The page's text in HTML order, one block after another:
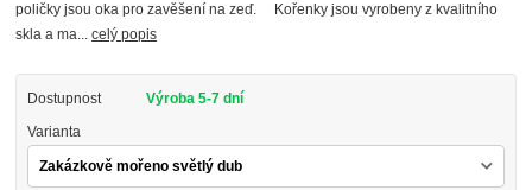
poličky jsou oka pro zavěšení na zeď. Kořenky jsou vyrobeny z kvalitního
skla a ma...celý popis
Dostupnost Výroba 5-7 dní
Varianta